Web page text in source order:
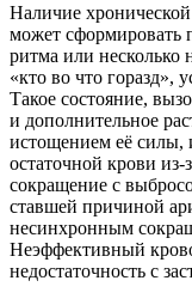
Наличие хронической
может сформировать
ритма или несколько
«кто во что горазд»,
Такое состояние,
и дополнительное
истощением её силы,
остаточной крови
сокращение с
ставшей причиной
несинхронным
Неэффективный
недостаточность с